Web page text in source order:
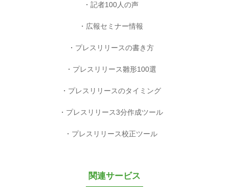
記者100人の声
広報セミナー情報
プレスリリースの書き方
プレスリリース雛形100選
プレスリリースのタイミング
プレスリリース3分作成ツール
プレスリリース校正ツール
関連サービス